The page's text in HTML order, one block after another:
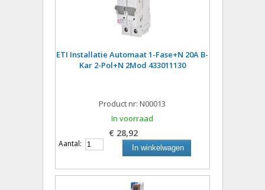
ETI Installatie Automaat 1-Fase+N 20A B-
Kar 2-Pol+N 2Mod 433011130
Product nr: N00013
In voorraad
€ 28,92
Aantal: In winkelwagen